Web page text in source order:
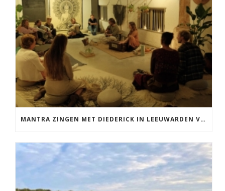
MANTRA ZINGEN MET DIEDERICK IN LEEUWARDEN VRIJDAG 12 JUNI KIRTAN